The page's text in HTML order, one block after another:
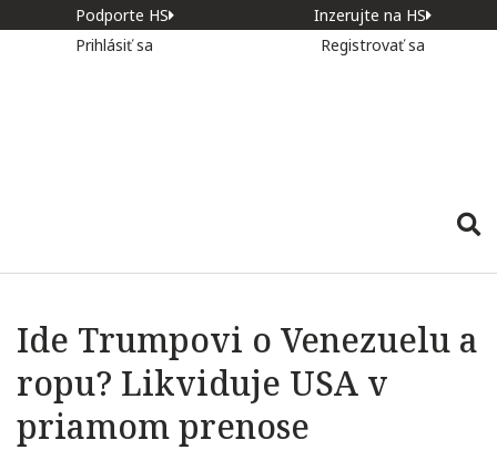
Podporte HS
Inzerujte na HS
Prihlásiť sa
Registrovať sa
Ide Trumpovi o Venezuelu a
ropu? Likviduje USA v
priamom prenose